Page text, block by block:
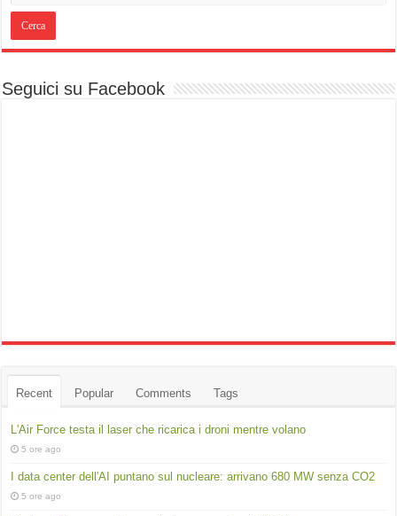
Seguici su Facebook
Recent Popular Comments Tags
L'Air Force testa il laser che ricarica i droni mentre volano
5 ore ago
I data center dell'AI puntano sul nucleare: arrivano 680 MW senza CO2
5 ore ago